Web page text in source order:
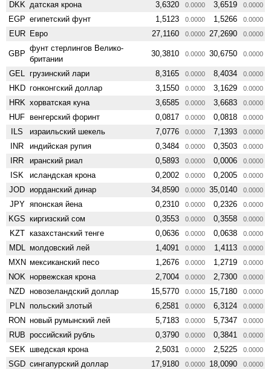
DKK датская крона 3,6320 0.0000 3,6519 0.0000
EGP египетский фунт 1,5123 0.0000 1,5266 0.0000
EUR Евро 27,1160 0.0000 27,2690 0.0000
GBP
фунт стерлингов Велико­
британии
30,3810 0.0000 30,6750 0.0000
GEL грузинский лари 8,3165 0.0000 8,4034 0.0000
HKD гонконгский доллар 3,1550 0.0000 3,1629 0.0000
HRK хорватская куна 3,6585 0.0000 3,6683 0.0000
HUF венгерский форинт 0,0817 0.0000 0,0818 0.0000
ILS израильский шекель 7,0776 0.0000 7,1393 0.0000
INR индийская рупия 0,3484 0.0000 0,3503 0.0000
IRR иранский риал 0,5893 0.0000 0,0006 0.0000
ISK исландская крона 0,2002 0.0000 0,2005 0.0000
JOD иорданский динар 34,8590 0.0000 35,0140 0.0000
JPY японская йена 0,2310 0.0000 0,2326 0.0000
KGS киргизский сом 0,3553 0.0000 0,3558 0.0000
KZT казахстанский тенге 0,0636 0.0000 0,0638 0.0000
MDL молдовский лей 1,4091 0.0000 1,4113 0.0000
MXN мексиканский песо 1,2676 0.0000 1,2719 0.0000
NOK норвежская крона 2,7004 0.0000 2,7300 0.0000
NZD ново­зеландский доллар 15,5770 0.0000 15,7180 0.0000
PLN польский злотый 6,2581 0.0000 6,3124 0.0000
RON новый румынский лей 5,7183 0.0000 5,7347 0.0000
RUB российский рубль 0,3790 0.0000 0,3841 0.0000
SEK шведская крона 2,5031 0.0000 2,5225 0.0000
SGD сингапурский доллар 17,9180 0.0000 18,0090 0.0000